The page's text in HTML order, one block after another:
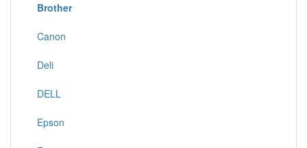
Brother
Canon
Deli
DELL
Epson